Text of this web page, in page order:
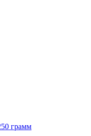
грамм